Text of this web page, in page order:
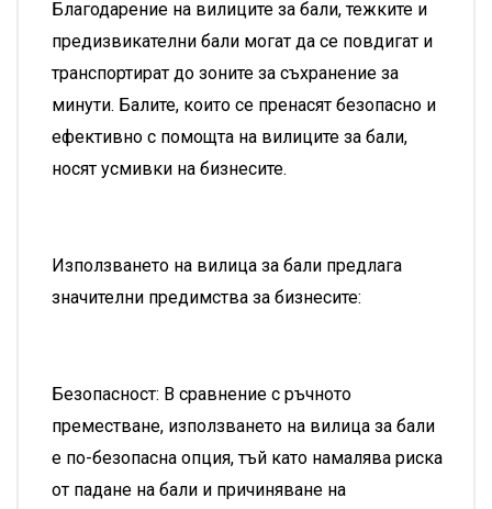
Благодарение на вилиците за бали, тежките и
предизвикателни бали могат да се повдигат и
транспортират до зоните за съхранение за
минути. Балите, които се пренасят безопасно и
ефективно с помощта на вилиците за бали,
носят усмивки на бизнесите.
Използването на вилица за бали предлага
значителни предимства за бизнесите:
Безопасност: В сравнение с ръчното
преместване, използването на вилица за бали
е по-безопасна опция, тъй като намалява риска
от падане на бали и причиняване на